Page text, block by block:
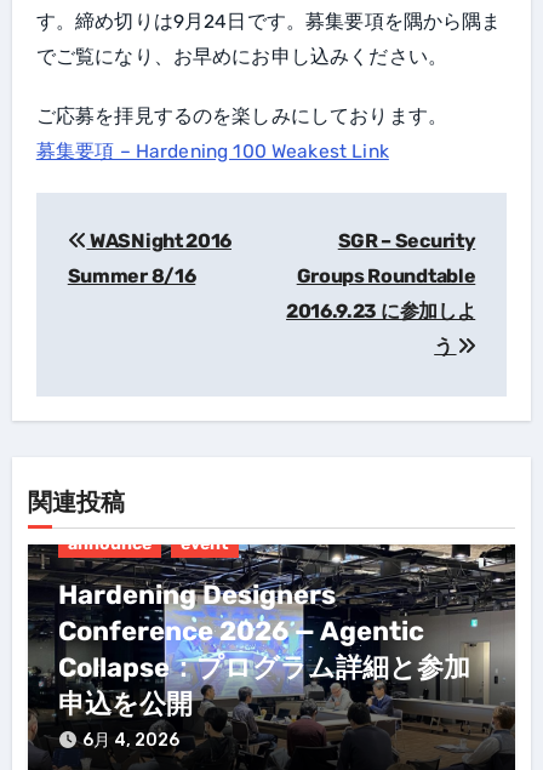
す。締め切りは9月24日です。募集要項を隅から隅ま
でご覧になり、お早めにお申し込みください。
ご応募を拝見するのを楽しみにしております。
募集要項 – Hardening 100 Weakest Link
投
ョ
ン
WASNight 2016
Summer 8/16
SGR – Security
Groups Roundtable
2016.9.23 に参加しよ
う
関連投稿
announce event
Hardening Designers
Conference 2026 — Agentic
Collapse：プログラム詳細と参加
申込を公開
6月 4, 2026